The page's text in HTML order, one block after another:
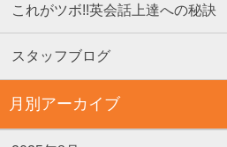
これがツボ!!英会話上達への秘訣
スタッフブログ
月別アーカイブ